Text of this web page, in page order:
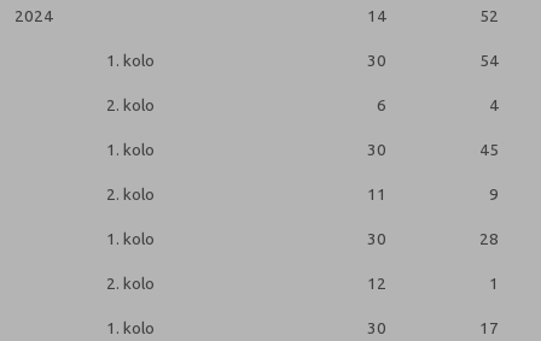
2024 14 52
1. kolo 30 54
2. kolo 6 4
1. kolo 30 45
2. kolo 11 9
1. kolo 30 28
2. kolo 12 1
1. kolo 30 17